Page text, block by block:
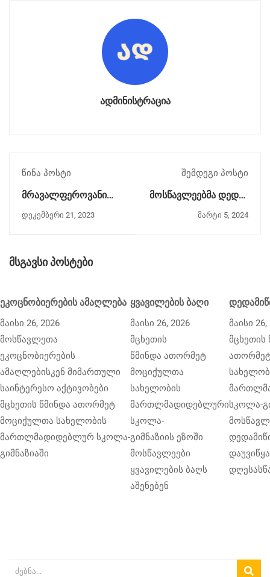
ადმინისტრაცია
წინა პოსტი
მრავალფეროვანი
საშემოდგომო
დეკემბერი 21, 2023
შემდეგი პოსტი
მოსწავლეებმა დედის
დღეს შთამბეჭდავი
მარტი 5, 2024
მსგავსი პოსტები
ეკოცნობიერების ამაღლება
მაისი 26, 2026
მოსწავლეთა
ეკოცნობიერების
ამაღლებისკენ მიმართული
საინტერესო აქტივობები
მცხეთის წმინდა ათორმეტ
მოციქულთა სახელობის
მართლმადიდებლურ სკოლა-
გიმნაზიაში
ყვავილების ბაღი
მაისი 26, 2026
მცხეთის
წმინდა ათორმეტ
მოციქულთა
სახელობის
მართლმადიდებლური
სკოლა-
გიმნაზიის ეზოში
მოსწავლეები
ყვავილების ბაღს
აშენებენ
მაისი 26,
მცხეთის
სკოლა-